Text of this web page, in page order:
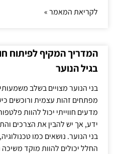
לקריאת המאמר »
המדריך המקיף לפיתוח
בגיל הנוער
בני הנוער מצויים בשלב
מפתחים זהות עצמית ורוכשים
מדעים חווייתי יכול להוות
ידע, אך יש להבין את הצרכים
בני הנוער. נושאים כמו
החלל יכולים להוות מוקד